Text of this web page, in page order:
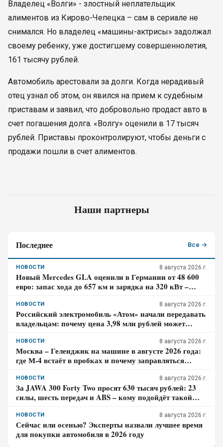
Владелец «Волги» - злостный неплательщик
алиментов из Кирово-Чепецка – сам в сериале не
снимался. Но владелец «машины-актрисы» задолжал
своему ребенку, уже достигшему совершеннолетия,
161 тысячу рублей.
Автомобиль арестовали за долги. Когда нерадивый
отец узнал об этом, он явился на прием к судебным
приставам и заявил, что добровольно продаст авто в
счет погашения долга. «Волгу» оценили в 17 тысяч
рублей. Приставы проконтролируют, чтобы деньги с
продажи пошли в счет алиментов.
Наши партнеры
Последнее Все →
НОВОСТИ 8 августа 2026 г.
Новый Mercedes GLA оценили в Германии от 48 600
евро: запас хода до 657 км и зарядка на 320 кВт –
НОВОСТИ 8 августа 2026 г.
Российский электромобиль «Атом» начали передавать
владельцам: почему цена 3,98 млн рублей может
НОВОСТИ 8 августа 2026 г.
Москва – Геленджик на машине в августе 2026 года:
где М-4 встаёт в пробках и почему заправляться
НОВОСТИ 8 августа 2026 г.
За JAWA 300 Forty Two просят 630 тысяч рублей: 23
силы, шесть передач и ABS – кому подойдёт такой
НОВОСТИ 8 августа 2026 г.
Сейчас или осенью? Эксперты назвали лучшее время
для покупки автомобиля в 2026 году